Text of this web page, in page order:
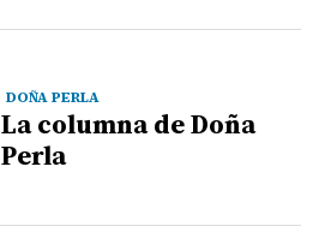
DOÑA PERLA
La columna de Doña
Perla